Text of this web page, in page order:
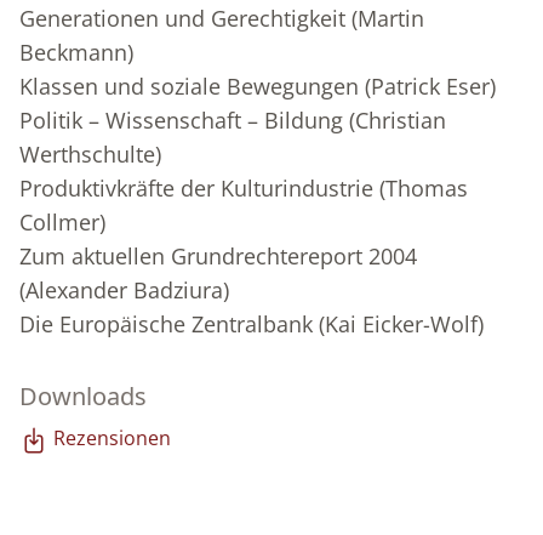
Generationen und Gerechtigkeit (Martin
Beckmann)
Klassen und soziale Bewegungen (Patrick Eser)
Politik – Wissenschaft – Bildung (Christian
Werthschulte)
Produktivkräfte der Kulturindustrie (Thomas
Collmer)
Zum aktuellen Grundrechtereport 2004
(Alexander Badziura)
Die Europäische Zentralbank (Kai Eicker-Wolf)
Downloads
Rezensionen